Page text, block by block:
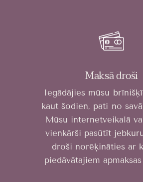
Maksā droši
Iegādājies mūsu
kaut šodien, pati no
Mūsu internetveikalā
vienkārši pasūtīt
droši norēķināties ar
piedāvātajiem